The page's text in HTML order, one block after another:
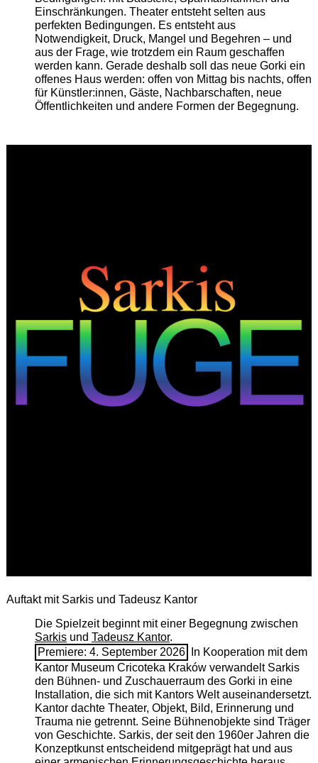
Einschränkungen. Theater entsteht selten aus
perfekten Bedingungen. Es entsteht aus
Notwendigkeit, Druck, Mangel und Begehren – und
aus der Frage, wie trotzdem ein Raum geschaffen
werden kann. Gerade deshalb soll das neue Gorki ein
offenes Haus werden: offen von Mittag bis nachts, offen
für Künstler:innen, Gäste, Nachbarschaften, neue
Öffentlichkeiten und andere Formen der Begegnung.
Auftakt mit Sarkis und Tadeusz Kantor
Die Spielzeit beginnt mit einer Begegnung zwischen
Sarkisund Tadeusz Kantor.
Premiere: 4. September 2026
In Kooperation mit dem
Kantor Museum Cricoteka Kraków verwandelt Sarkis
den Bühnen- und Zuschauerraum des Gorki in eine
Installation, die sich mit Kantors Welt auseinandersetzt.
Kantor dachte Theater, Objekt, Bild, Erinnerung und
Trauma nie getrennt. Seine Bühnenobjekte sind Träger
von Geschichte. Sarkis, der seit den 1960er Jahren die
Konzeptkunst entscheidend mitgeprägt hat und aus